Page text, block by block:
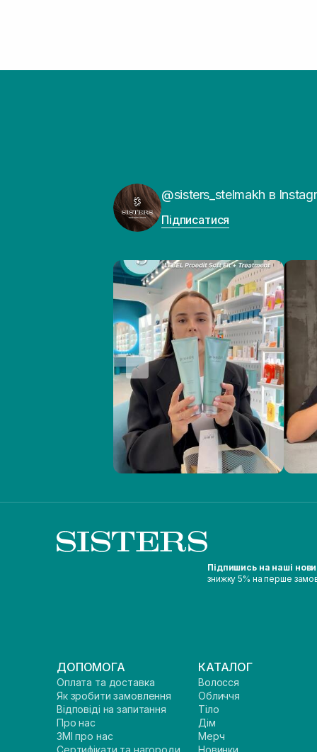
@sisters_stelmakh в
Підписатися
Підпишись на наші
знижку 5% на перше
ДОПОМОГА
Оплата та доставка
Як зробити замовлення
Відповіді на запитання
Про нас
ЗМІ про нас
КАТАЛОГ
Волосся
Обличчя
Тіло
Дім
Мерч